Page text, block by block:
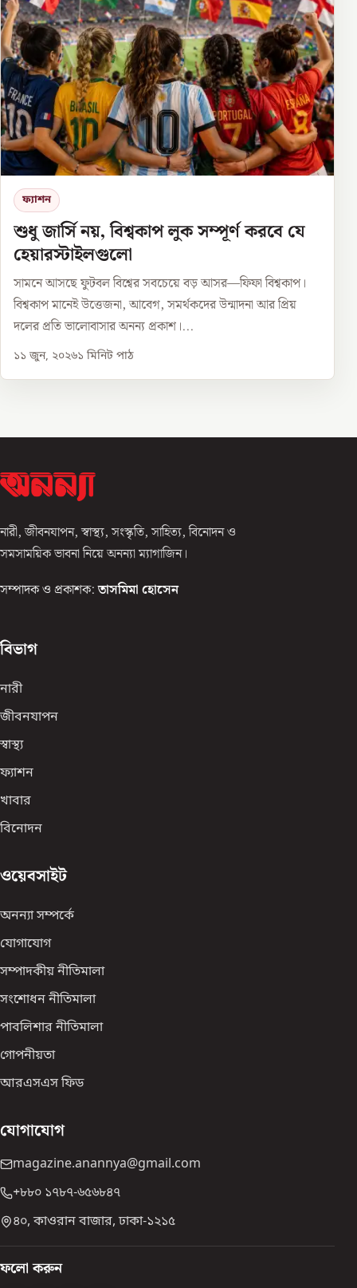
ফ্যাশন
শুধু জার্সি নয়, বিশ্বকাপ লুক সম্পূর্ণ করবে যে
হেয়ারস্টাইলগুলো
সামনে আসছে ফুটবল বিশ্বের সবচেয়ে বড় আসর—ফিফা বিশ্বকাপ।
বিশ্বকাপ মানেই উত্তেজনা, আবেগ, সমর্থকদের উন্মাদনা আর প্রিয়
দলের প্রতি ভালোবাসার অনন্য প্রকাশ।...
১১ জুন, ২০২৬১ মিনিট পাঠ
নারী, জীবনযাপন, স্বাস্থ্য, সংস্কৃতি, সাহিত্য, বিনোদন ও
সমসাময়িক ভাবনা নিয়ে অনন্যা ম্যাগাজিন।
সম্পাদক ও প্রকাশক: তাসমিমা হোসেন
বিভাগ
নারী
জীবনযাপন
স্বাস্থ্য
ফ্যাশন
খাবার
বিনোদন
ওয়েবসাইট
অনন্যা সম্পর্কে
যোগাযোগ
সম্পাদকীয় নীতিমালা
সংশোধন নীতিমালা
পাবলিশার নীতিমালা
গোপনীয়তা
আরএসএস ফিড
যোগাযোগ
magazine.anannya@gmail.com
+৮৮০ ১৭৮৭-৬৫৬৮৪৭
৪০, কাওরান বাজার, ঢাকা-১২১৫
ফলো করুন